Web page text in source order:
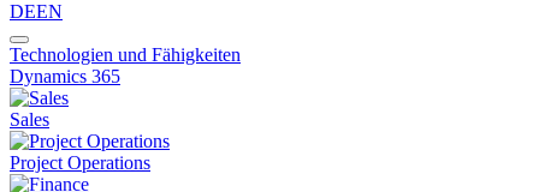
DEEN
Technologien und Fähigkeiten
Dynamics 365
Sales
Project Operations